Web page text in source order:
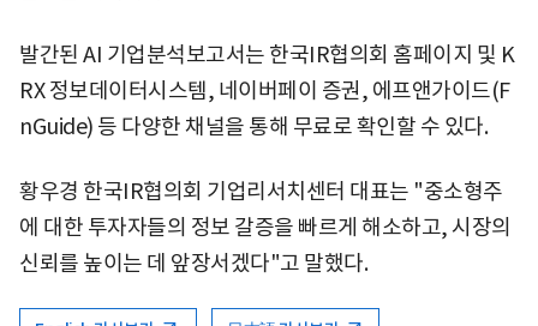
발간된 AI 기업분석보고서는 한국IR협의회 홈페이지 및 K
RX 정보데이터시스템, 네이버페이 증권, 에프앤가이드(F
nGuide) 등 다양한 채널을 통해 무료로 확인할 수 있다.
황우경 한국IR협의회 기업리서치센터 대표는 "중소형주
에 대한 투자자들의 정보 갈증을 빠르게 해소하고, 시장의
신뢰를 높이는 데 앞장서겠다"고 말했다.